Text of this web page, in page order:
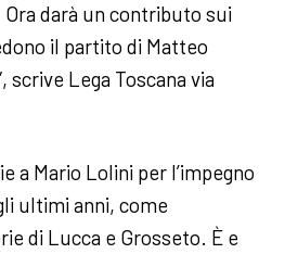
darà un contributo sui
il partito di Matteo
scrive Lega Toscana via
a Mario Lolini per l’impegno
ultimi anni, come
di Lucca e Grosseto. È e